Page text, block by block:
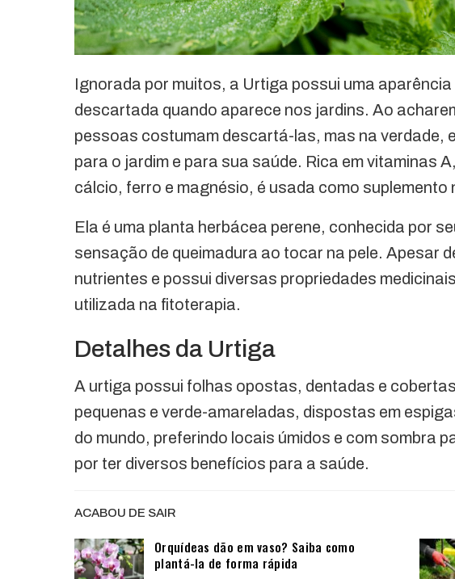
Ignorada por muitos, a Urtiga possui uma aparência
descartada quando aparece nos jardins. Ao
pessoas costumam descartá-las, mas na verdade,
para o jardim e para sua saúde. Rica em vitaminas
cálcio, ferro e magnésio, é usada como suplemento
Ela é uma planta herbácea perene, conhecida por
sensação de queimadura ao tocar na pele. Apesar
nutrientes e possui diversas propriedades
utilizada na fitoterapia.
Detalhes da Urtiga
A urtiga possui folhas opostas, dentadas e
pequenas e verde-amareladas, dispostas em
do mundo, preferindo locais úmidos e com sombra
por ter diversos benefícios para a saúde.
ACABOU DE SAIR
Orquídeas dão em vaso? Saiba como
plantá-la de forma rápida